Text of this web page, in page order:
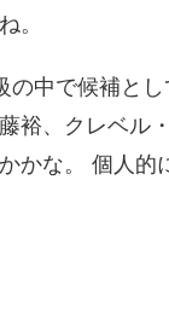
。
の中で候補と
裕、クレベル
かな。 個人的